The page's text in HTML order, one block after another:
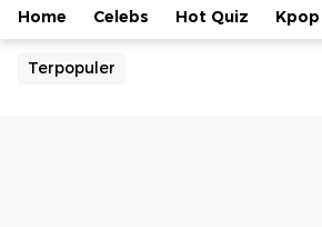
Home Celebs Hot Quiz Kpop
Terpopuler